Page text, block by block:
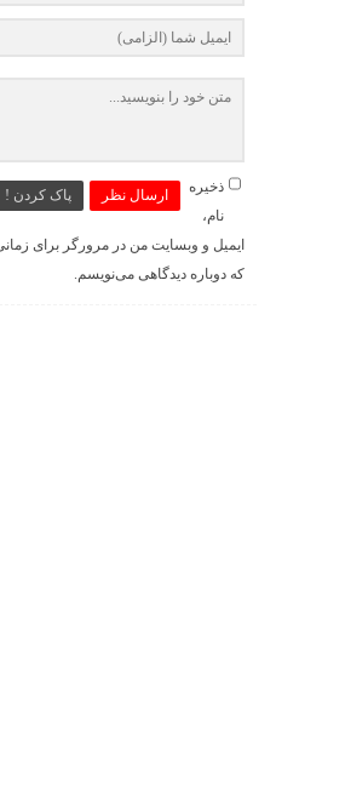
ارسال نظر پاک کردن !
ذخیره
نام،
ایمیل و وبسایت من در مرورگر برای زمانی
که دوباره دیدگاهی می‌نویسم.